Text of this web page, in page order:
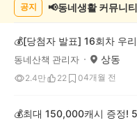
공지 📢동네생활 커뮤니
동네산책 관리자 상동
2.4만 22 04개월 전